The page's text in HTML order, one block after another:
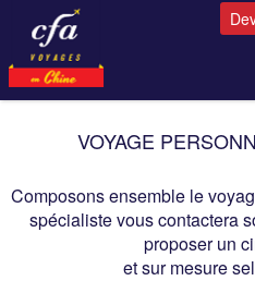
VOYAGE
Composons ensemble le
spécialiste vous contactera
proposer un
et sur mesure